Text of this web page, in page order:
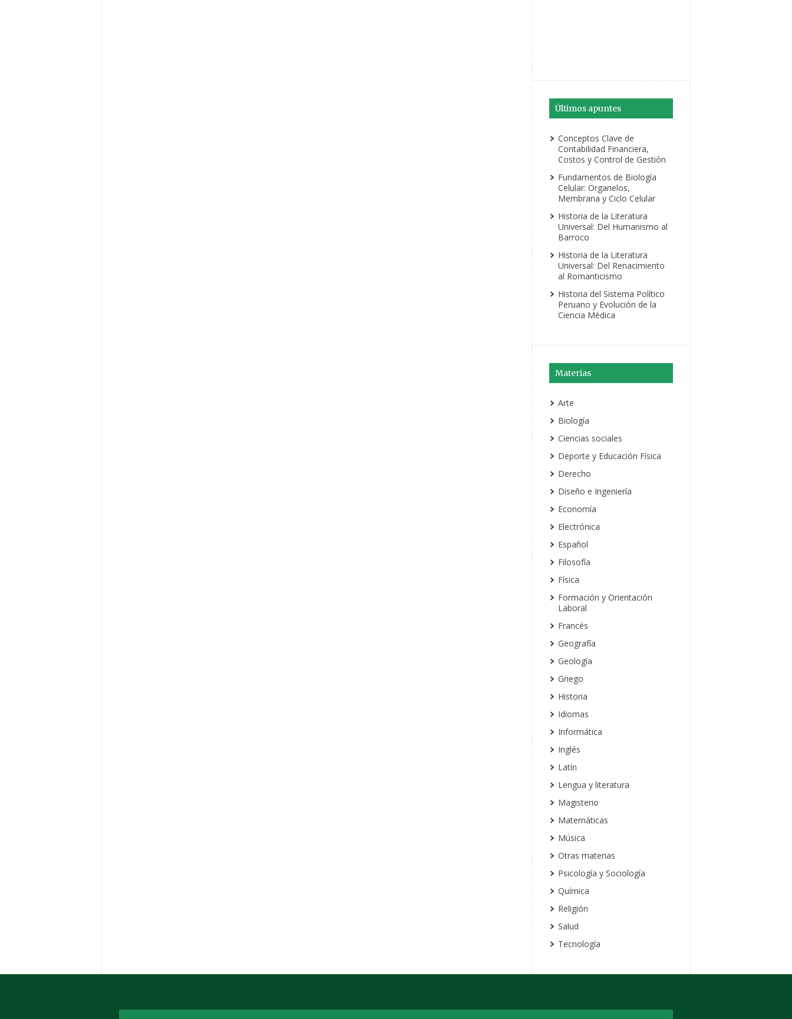
Últimos apuntes
Conceptos Clave de
Contabilidad Financiera,
Costos y Control de Gestión
Fundamentos de Biología
Celular: Organelos,
Membrana y Ciclo Celular
Historia de la Literatura
Universal: Del Humanismo al
Barroco
Historia de la Literatura
Universal: Del Renacimiento
al Romanticismo
Historia del Sistema Político
Peruano y Evolución de la
Ciencia Médica
Materias
Arte
Biología
Ciencias sociales
Deporte y Educación Física
Derecho
Diseño e Ingeniería
Economía
Electrónica
Español
Filosofía
Física
Formación y Orientación
Laboral
Francés
Geografía
Geología
Griego
Historia
Idiomas
Informática
Inglés
Latín
Lengua y literatura
Magisterio
Matemáticas
Música
Otras materias
Psicología y Sociología
Química
Religión
Salud
Tecnología